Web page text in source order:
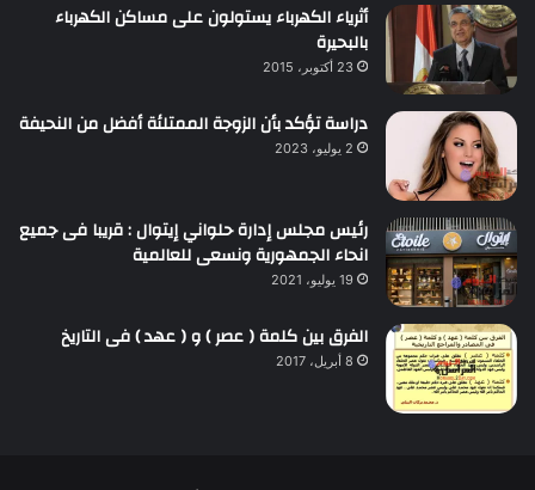
أثرياء الكهرباء يستولون على مساكن الكهرباء
بالبحيرة
23 أكتوبر، 2015
دراسة تؤكد بأن الزوجة الممتلئة أفضل من النحيفة
2 يوليو، 2023
رئيس مجلس إدارة حلواني إيتوال : قريبا فى جميع
انحاء الجمهورية ونسعى للعالمية
19 يوليو، 2021
الفرق بين كلمة ( عصر ) و ( عهد ) فى التاريخ
8 أبريل، 2017